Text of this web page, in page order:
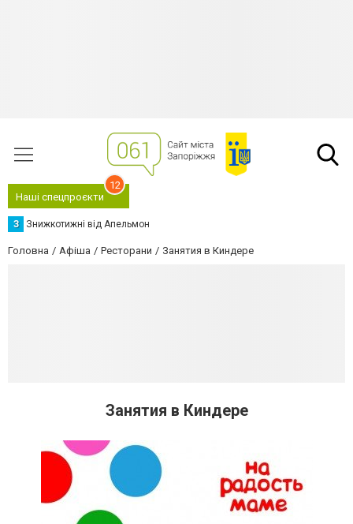
Наші спецпроєкти
12
З Знижкотижні від Апельмон
Головна Афіша Ресторани Занятия в Киндере
Занятия в Киндере